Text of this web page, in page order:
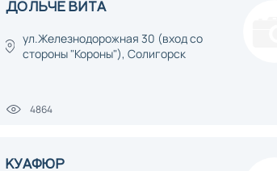
ДОЛЬЧЕ ВИТА
ул.Железнодорожная 30 (вход со
стороны "Короны"), Солигорск
4864
КУАФЮР